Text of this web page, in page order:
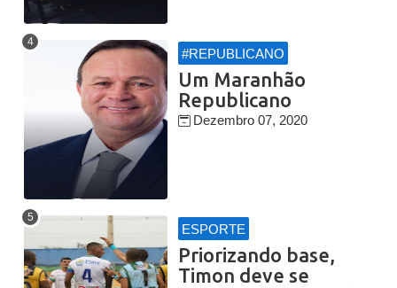
#REPUBLICANO
Um Maranhão
Republicano
Dezembro 07, 2020
ESPORTE
Priorizando base,
Timon deve se